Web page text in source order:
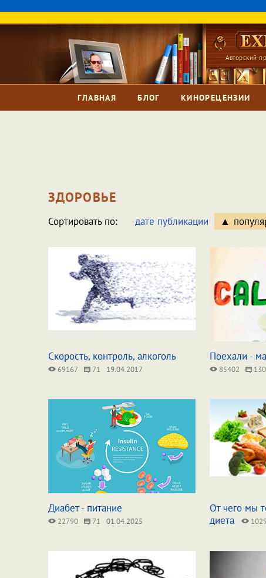
Авторский
ГЛАВНАЯ БЛОГ КИНОРЕЦЕНЗИИ
ЗДОРОВЬЕ
Сортировать по: дате публикации
Скорость, контроль, алкоголь
69167 71 19.04.2017
Поехали -
85402 130
Диабет - питание
22790 71 01.04.2025
От чего мы
диета